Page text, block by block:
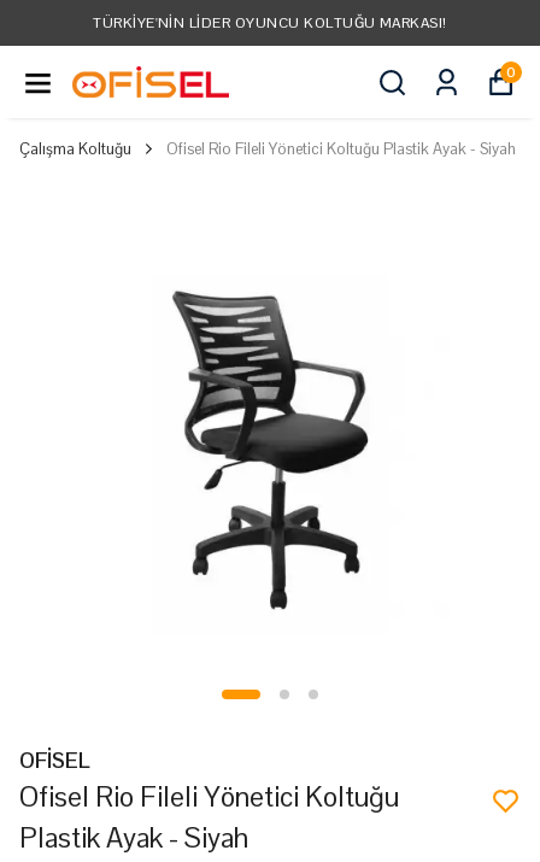
TÜRKIYE'NIN LIDER OYUNCU KOLTUĞU MARKASI!
0
Çalışma Koltuğu Ofisel Rio Fileli Yönetici Koltuğu Plastik Ayak - Siyah
OFİSEL
Ofisel Rio Fileli Yönetici Koltuğu
Plastik Ayak - Siyah